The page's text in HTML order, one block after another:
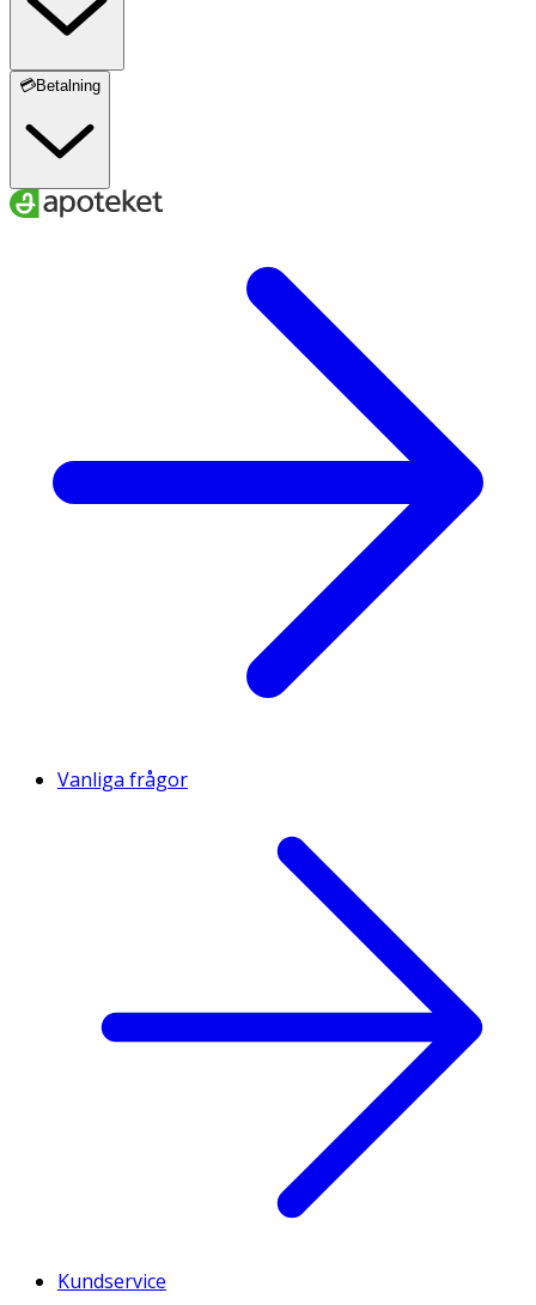
💳Betalning
Vanliga frågor
Kundservice